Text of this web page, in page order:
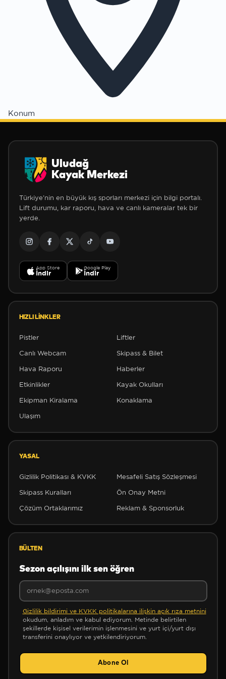
Konum
Uludağ
Kayak Merkezi
Türkiye'nin en büyük kış sporları merkezi için bilgi portalı.
Lift durumu, kar raporu, hava ve canlı kameralar tek bir
yerde.
App Store
İndir
Google Play
İndir
HIZLI LINKLER
Pistler Liftler
Canlı Webcam Skipass & Bilet
Hava Raporu Haberler
Etkinlikler Kayak Okulları
Ekipman Kiralama Konaklama
Ulaşım
YASAL
Gizlilik Politikası & KVKK Mesafeli Satış Sözleşmesi
Skipass Kuralları Ön Onay Metni
Çözüm Ortaklarımız Reklam & Sponsorluk
BÜLTEN
Sezon açılışını ilk sen öğren
Gizlilik bildirimi ve KVKK politikalarına ilişkin açık rıza metnini
okudum, anladım ve kabul ediyorum. Metinde belirtilen
şekillerde kişisel verilerimin işlenmesini ve yurt içi/yurt dışı
transferini onaylıyor ve yetkilendiriyorum.
Abone Ol